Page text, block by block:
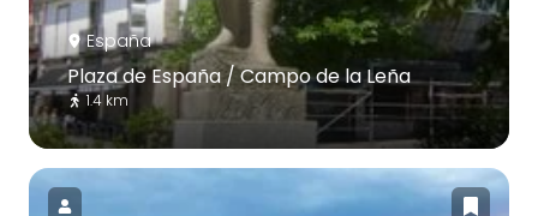
España
Plaza de España / Campo de la Leña
1.4 km